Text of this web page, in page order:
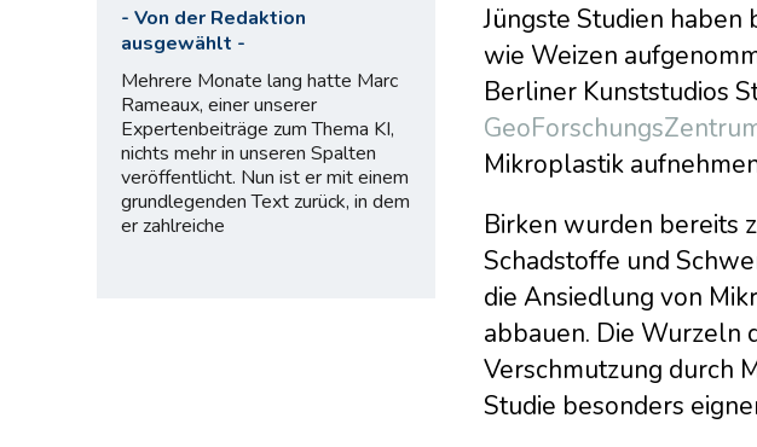
Jüngste Studien
wie Weizen
Berliner Kunststudios
Mikroplastik
Birken wurden bereits
Schadstoffe und
die Ansiedlung von
abbauen. Die Wurzeln
Verschmutzung durch
Studie besonders
- Von der Redaktion
ausgewählt -
Mehrere Monate lang hatte Marc
Rameaux, einer unserer
Expertenbeiträge zum Thema KI,
nichts mehr in unseren Spalten
veröffentlicht. Nun ist er mit einem
grundlegenden Text zurück, in dem
er zahlreiche